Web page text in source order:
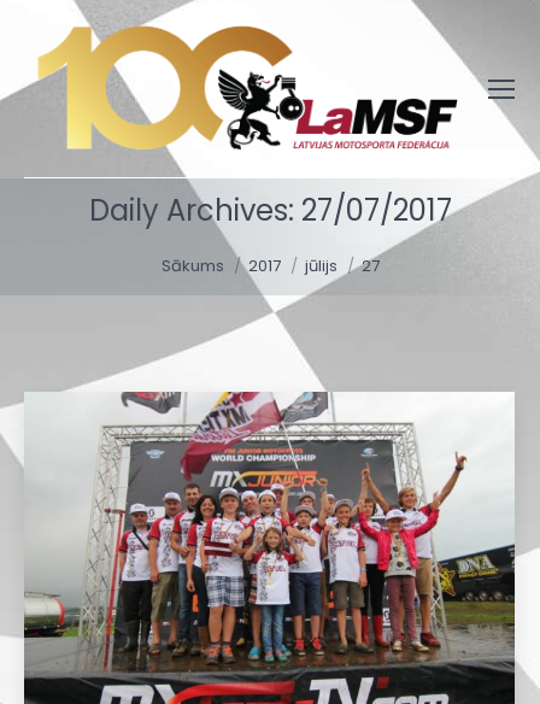
Daily Archives: 27/07/2017
You are here:
Sākums 2017 jūlijs 27